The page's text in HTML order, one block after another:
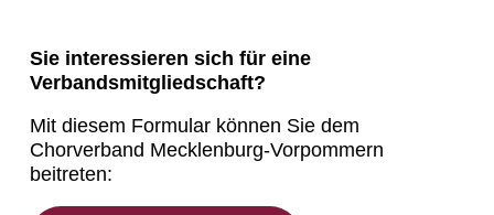
Sie interessieren sich für eine
Verbandsmitgliedschaft?
Mit diesem Formular können Sie dem
Chorverband Mecklenburg-Vorpommern
beitreten: